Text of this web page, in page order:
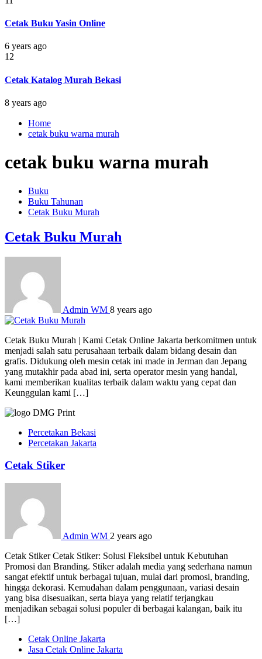
Cetak Buku Yasin Online
6 years ago
12
Cetak Katalog Murah Bekasi
8 years ago
Home
cetak buku warna murah
cetak buku warna murah
Buku
Buku Tahunan
Cetak Buku Murah
Cetak Buku Murah
Admin WM 8 years ago
Cetak Buku Murah | Kami Cetak Online Jakarta berkomitmen untuk
menjadi salah satu perusahaan terbaik dalam bidang desain dan
grafis. Didukung oleh mesin cetak ini made in Jerman dan Jepang
yang mutakhir pada abad ini, serta operator mesin yang handal,
kami memberikan kualitas terbaik dalam waktu yang cepat dan
Keunggulan kami […]
Percetakan Bekasi
Percetakan Jakarta
Cetak Stiker
Admin WM 2 years ago
Cetak Stiker Cetak Stiker: Solusi Fleksibel untuk Kebutuhan
Promosi dan Branding. Stiker adalah media yang sederhana namun
sangat efektif untuk berbagai tujuan, mulai dari promosi, branding,
hingga dekorasi. Kemudahan dalam penggunaan, variasi desain
yang bisa disesuaikan, serta biaya yang relatif terjangkau
menjadikan sebagai solusi populer di berbagai kalangan, baik itu
[…]
Cetak Online Jakarta
Jasa Cetak Online Jakarta